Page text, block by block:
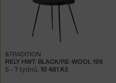
RELY HW7, BLACK/RE-WOOL 198
&TRADITION
5 - 7 týdnů, 10 481 Kč